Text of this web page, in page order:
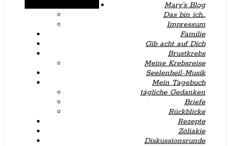
Mary’s Blog
Das bin ich…
Impressum
Familie
Gib acht auf Dich
Brustkrebs
Meine Krebsreise
Seelenheil-Musik
Mein Tagebuch
tägliche Gedanken
Briefe
Rückblicke
Rezepte
Zöliakie
Diskussionsrunde